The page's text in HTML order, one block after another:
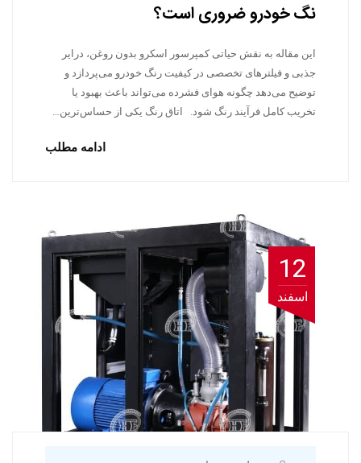
نگ خودرو ضروری است؟
این مقاله به نقش حیاتی کمپرسور اسکرو بدون روغن، درایر
جذبی و فیلترهای تخصصی در کیفیت رنگ خودرو می‌پردازد و
توضیح می‌دهد چگونه هوای فشرده می‌تواند باعث بهبود یا
تخریب کامل فرآیند رنگ شود. اتاق رنگ یکی از حساس‌ترین…
ادامه مطلب
12
اسفند